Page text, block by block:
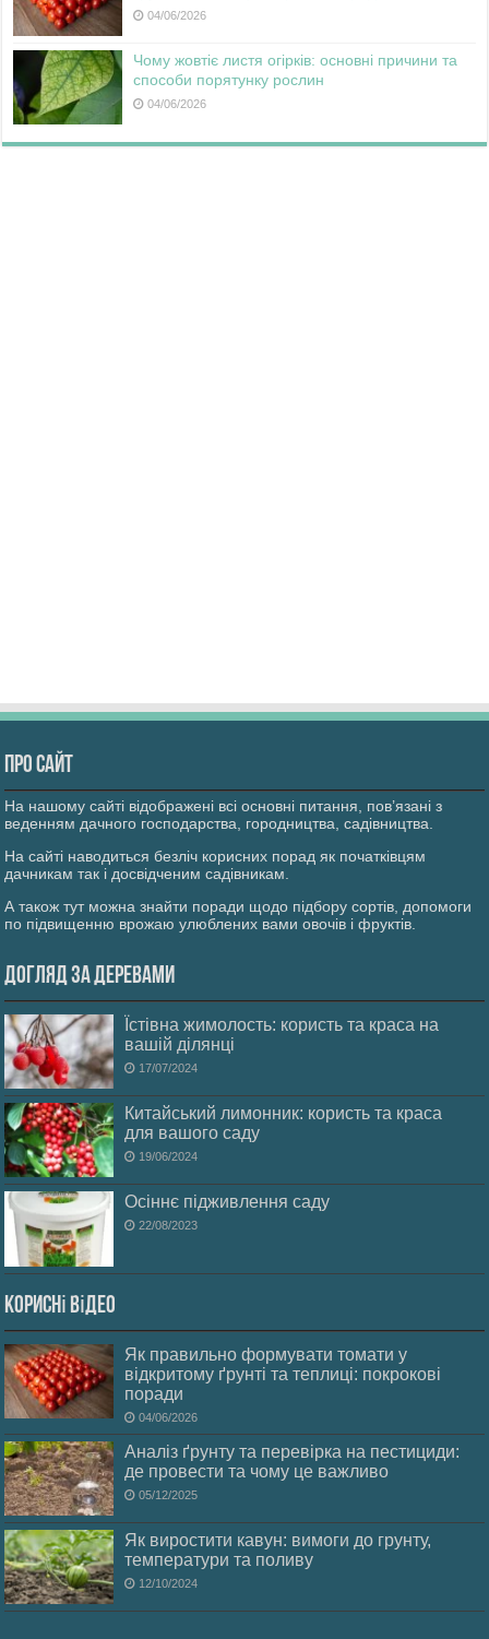
04/06/2026
Чому жовтіє листя огірків: основні причини та
способи порятунку рослин
04/06/2026
Про сайт
На нашому сайті відображені всі основні питання, пов’язані з
веденням дачного господарства, городництва, садівництва.
На сайті наводиться безліч корисних порад як початківцям
дачникам так і досвідченим садівникам.
А також тут можна знайти поради щодо підбору сортів, допомоги
по підвищенню врожаю улюблених вами овочів і фруктів.
Догляд за деревами
Їстівна жимолость: користь та краса на
вашій ділянці
17/07/2024
Китайський лимонник: користь та краса
для вашого саду
19/06/2024
Осіннє підживлення саду
22/08/2023
Корисні відео
Як правильно формувати томати у
відкритому ґрунті та теплиці: покрокові
поради
04/06/2026
Аналіз ґрунту та перевірка на пестициди:
де провести та чому це важливо
05/12/2025
Як виростити кавун: вимоги до грунту,
температури та поливу
12/10/2024